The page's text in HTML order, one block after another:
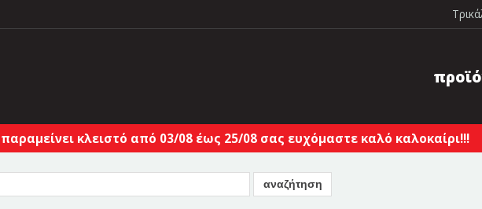
κλειστό από 03/08 έως 25/08 σας ευχόμαστε καλό καλοκαίρι!!!